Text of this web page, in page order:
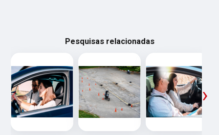
Pesquisas relacionadas
‹ ›